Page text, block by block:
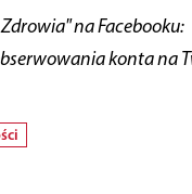
na Facebooku:
konta na